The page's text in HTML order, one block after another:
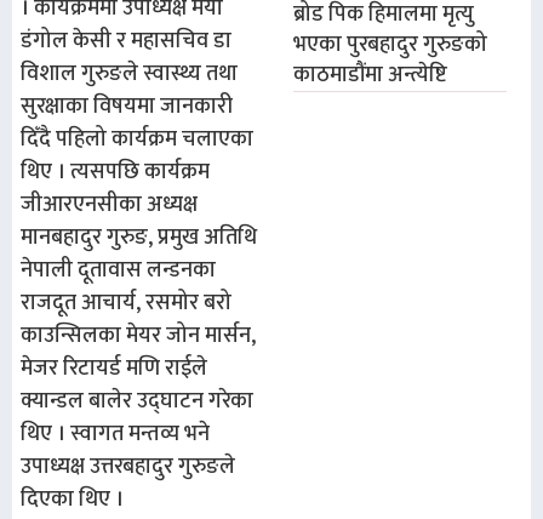
। कार्यक्रममा उपाध्यक्ष मैया
डंगोल केसी र महासचिव डा
विशाल गुरुङले स्वास्थ्य तथा
सुरक्षाका विषयमा जानकारी
दिँदै पहिलो कार्यक्रम चलाएका
थिए । त्यसपछि कार्यक्रम
जीआरएनसीका अध्यक्ष
मानबहादुर गुरुङ, प्रमुख अतिथि
नेपाली दूतावास लन्डनका
राजदूत आचार्य, रसमोर बरो
काउन्सिलका मेयर जोन मार्सन,
मेजर रिटायर्ड मणि राईले
क्यान्डल बालेर उद्घाटन गरेका
थिए । स्वागत मन्तव्य भने
उपाध्यक्ष उत्तरबहादुर गुरुङले
दिएका थिए ।
ब्रोड पिक हिमालमा मृत्यु
भएका पुरबहादुर गुरुङको
काठमाडौंमा अन्त्येष्टि